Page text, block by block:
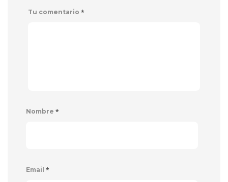
Tu comentario *
Nombre *
Email *